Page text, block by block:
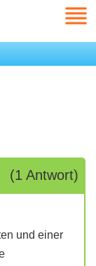
(1 Antwort)
und einer